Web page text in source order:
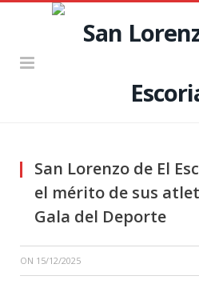
San Lorenzo de El
el mérito de sus
Gala del Deporte
ON 15/12/2025